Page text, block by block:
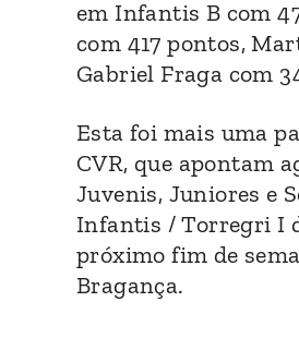
em Infantis B com
com 417 pontos,
Gabriel Fraga com
Esta foi mais uma
CVR, que apontam
Juvenis, Juniores e
Infantis / Torregri I
próximo fim de
Bragança.